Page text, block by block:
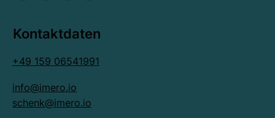
Kontaktdaten
+49 159 06541991
info@imero.io
schenk@imero.io